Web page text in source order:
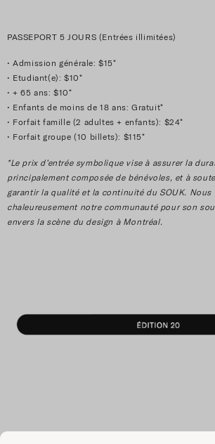
PASSEPORT 5 JOURS (Entrées illimitées)
• Admission générale: $15*
• Etudiant(e): $10*
• + 65 ans: $10*
• Enfants de moins de 18 ans: Gratuit*
• Forfait famille (2 adultes + enfants): $24*
• Forfait groupe (10 billets): $115*
*Le prix d’entrée symbolique vise à assurer la
principalement composée de bénévoles, et à
garantir la qualité et la continuité du SOUK. Nous
chaleureusement notre communauté pour son
envers la scène du design à Montréal.